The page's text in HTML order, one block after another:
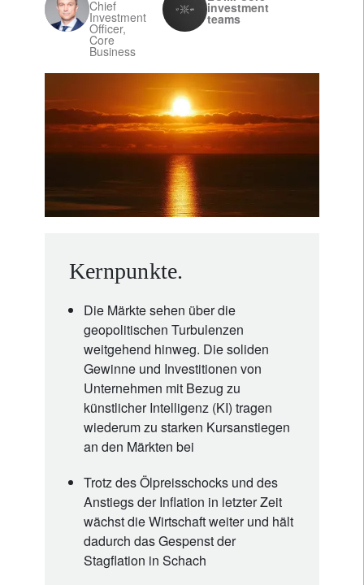
Chief
Investment
Officer,
Core
Business
investment
teams
Kernpunkte.
Die Märkte sehen über die
geopolitischen Turbulenzen
weitgehend hinweg. Die soliden
Gewinne und Investitionen von
Unternehmen mit Bezug zu
künstlicher Intelligenz (KI) tragen
wiederum zu starken Kursanstiegen
an den Märkten bei
Trotz des Ölpreisschocks und des
Anstiegs der Inflation in letzter Zeit
wächst die Wirtschaft weiter und hält
dadurch das Gespenst der
Stagflation in Schach